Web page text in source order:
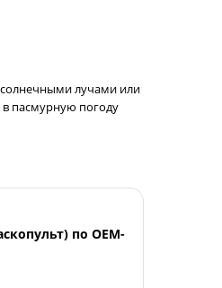
лучами или
в пасмурную погоду
по OEM-